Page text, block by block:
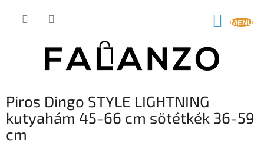
KOSÁR
Piros Dingo STYLE LIGHTNING
kutyahám 45-66 cm sötétkék 36-59
cm